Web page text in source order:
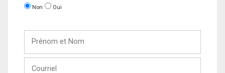
Non Oui
Nom